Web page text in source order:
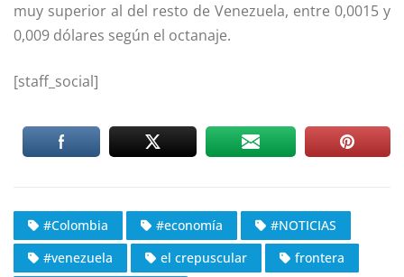
muy superior al del resto de Venezuela, entre 0,0015 y
0,009 dólares según el octanaje.
[staff_social]
#Colombia #economía
#NOTICIAS
#venezuela
el crepuscular
frontera